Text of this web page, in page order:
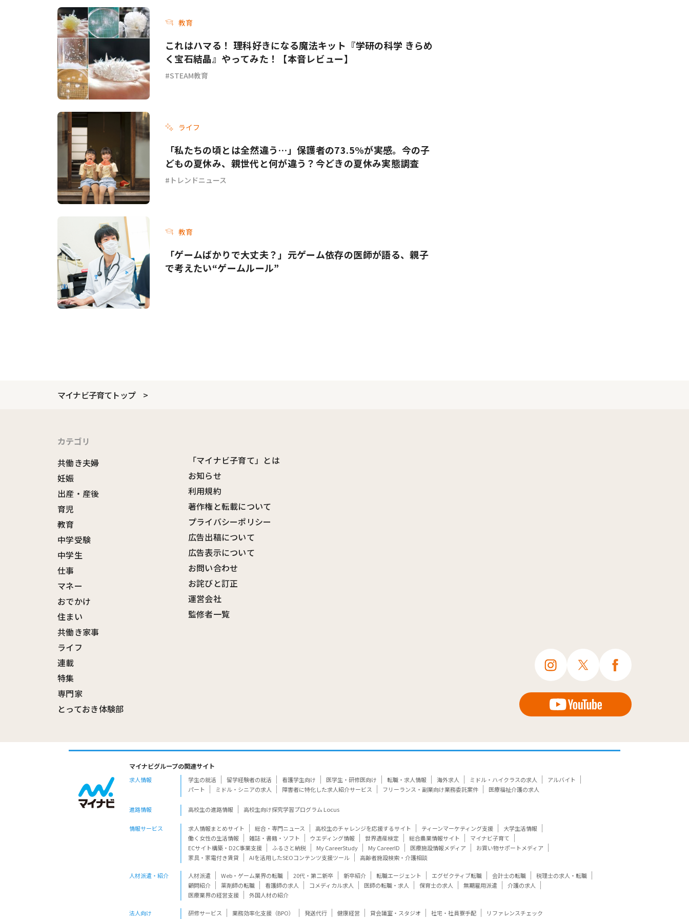
教育
これはハマる！ 理科好きになる魔法キット『学研の科学 きらめ
く宝石結晶』やってみた！【本音レビュー】
STEAM教育
ライフ
「私たちの頃とは全然違う…」保護者の73.5%が実感。今の子
どもの夏休み、親世代と何が違う？今どきの夏休み実態調査
トレンドニュース
教育
「ゲームばかりで大丈夫？」元ゲーム依存の医師が語る、親子
で考えたい“ゲームルール”
マイナビ子育てトップ
カテゴリ
共働き夫婦
妊娠
出産・産後
育児
教育
中学受験
中学生
仕事
マネー
おでかけ
住まい
共働き家事
ライフ
連載
特集
専門家
とっておき体験部
「マイナビ子育て」とは
お知らせ
利用規約
著作権と転載について
プライバシーポリシー
広告出稿について
広告表示について
お問い合わせ
お詫びと訂正
運営会社
監修者一覧
マイナビグループの関連サイト
求人情報 学生の就活 留学経験者の就活 看護学生向け 医学生・研修医向け 転職・求人情報 海外求人 ミドル・ハイクラスの求人
アルバイト
パート
ミドル・シニアの求人 障害者に特化した求人紹介サービス フリーランス・副業向け業務委託案件 医療福祉介護の求人
進路情報 高校生の進路情報 高校生向け探究学習プログラム Locus
情報サービス 求人情報まとめサイト 総合・専門ニュース 高校生のチャレンジを応援するサイト ティーンマーケティング支援
大学生活情報
働く女性の生活情報
雑誌・書籍・ソフト ウエディング情報 世界遺産検定 総合農業情報サイト
マイナビ子育て
ECサイト構築・D2C事業支援
ふるさと納税 My CareerStudy My CareerID 医療施設情報メディア
お買い物サポートメディア
家具・家電付き賃貸
AIを活用したSEOコンテンツ支援ツール 高齢者施設検索・介護相談
人材派遣・紹介 人材派遣 Web・ゲーム業界の転職 20代・第二新卒 新卒紹介 転職エージェント エグゼクティブ転職 会計士の転職
税理士の求人・転職
顧問紹介
薬剤師の転職 看護師の求人 コメディカル求人 医師の転職・求人 保育士の求人 無期雇用派遣
介護の求人
医療業界の経営支援
外国人材の紹介
法人向け 研修サービス 業務効率化支援（BPO） 発送代行 健康経営 貸会議室・スタジオ 社宅・社員寮手配 リファレンスチェック